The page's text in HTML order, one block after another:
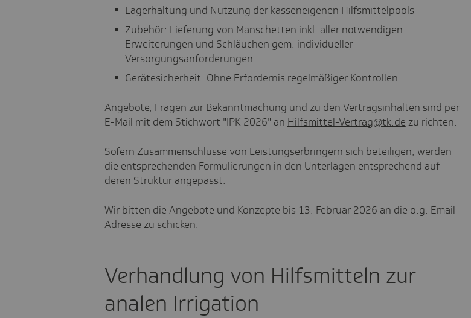
Lagerhaltung und Nutzung der kasseneigenen Hilfsmittelpools
Zubehör: Lieferung von Manschetten inkl. aller notwendigen
Erweiterungen und Schläuchen gem. individueller
Versorgungsanforderungen
Gerätesicherheit: Ohne Erfordernis regelmäßiger Kontrollen.
Angebote, Fragen zur Bekanntmachung und zu den Vertragsinhalten sind per
E-Mail mit dem Stichwort "IPK 2026" an Hilfsmittel-Vertrag@tk.de zu richten.
Sofern Zusammenschlüsse von Leistungserbringern sich beteiligen, werden
die entsprechenden Formulierungen in den Unterlagen entsprechend auf
deren Struktur angepasst.
Wir bitten die Angebote und Konzepte bis 13. Februar 2026 an die o.g. Email-
Adresse zu schicken.
Verhandlung von Hilfsmitteln zur
analen Irrigation